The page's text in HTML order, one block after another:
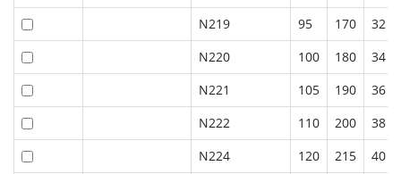
N219
95 170
32
N220
100 180
34
N221
105 190
36
N222
110 200
38
N224
120 215
40